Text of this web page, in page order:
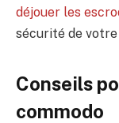
déjouer les
sécurité de votre
Conseils
commodo